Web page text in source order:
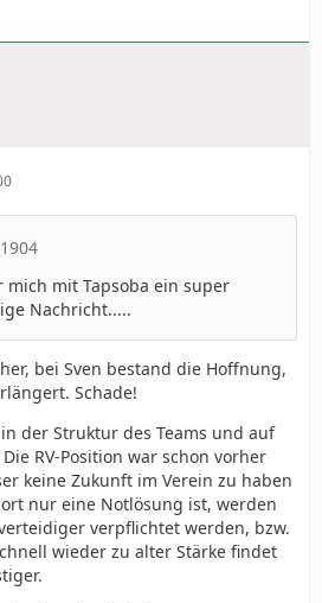
mich mit Tapsoba ein super
Nachricht.....
bei Sven bestand die Hoffnung,
Schade!
der Struktur des Teams und auf
RV-Position war schon vorher
keine Zukunft im Verein zu haben
nur eine Notlösung ist, werden
verpflichtet werden, bzw.
wieder zu alter Stärke findet